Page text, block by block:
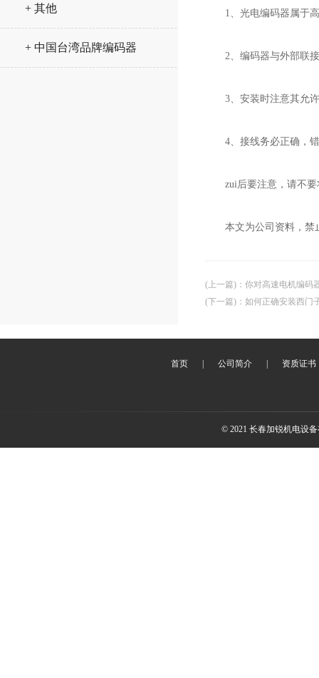
+ 其他
+ 中国台湾品牌编码器
1、光电编码器属于高
2、编码器与外部联接
3、安装时注意其允许
4、接线务必正确，错
zui后要注意，请不要
本文为公司资料，禁
(上一篇) ： 你对高速电机编码
(下一篇) ： 如何正确安装西门
首页 公司简介 资质证书
© 2021 长春加锐机电设